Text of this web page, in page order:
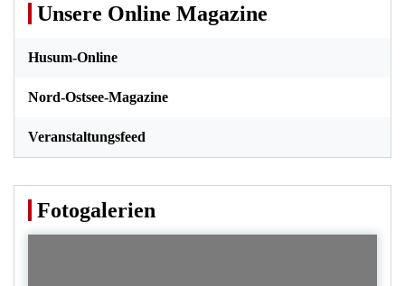
Unsere Online Magazine
Husum-Online
Nord-Ostsee-Magazine
Veranstaltungsfeed
Fotogalerien